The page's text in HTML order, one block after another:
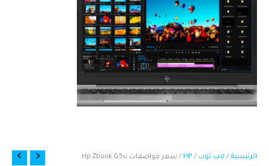
الرئيسية / لاب توب /
HP / سعر مواصفات Hp Zbook G5u
كمية